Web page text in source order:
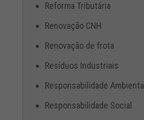
Reforma Tributária
Renovação CNH
Renovação de frota
Resíduos Industriais
Responsabilidade Ambiental
Responsabilidade Social